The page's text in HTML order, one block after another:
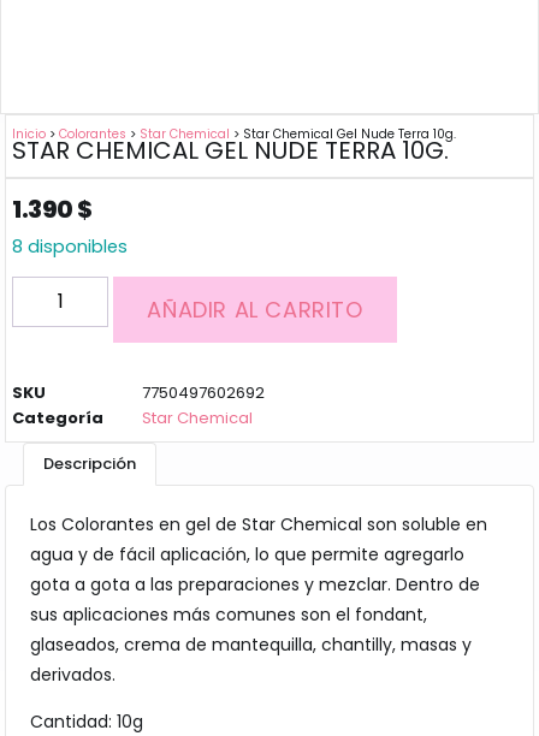
Inicio >Colorantes > Star Chemical > Star Chemical Gel Nude Terra 10g.
STAR CHEMICAL GEL NUDE TERRA 10G.
1.390$
8 disponibles
AÑADIR AL CARRITO
SKU
7750497602692
Categoría
Star Chemical
Descripción
Los Colorantes en gel de Star Chemical son soluble en
agua y de fácil aplicación, lo que permite agregarlo
gota a gota a las preparaciones y mezclar. Dentro de
sus aplicaciones más comunes son el fondant,
glaseados, crema de mantequilla, chantilly, masas y
derivados.
Cantidad: 10g